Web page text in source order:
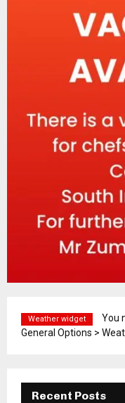
Weather widget
You
General Options >
Recent Posts